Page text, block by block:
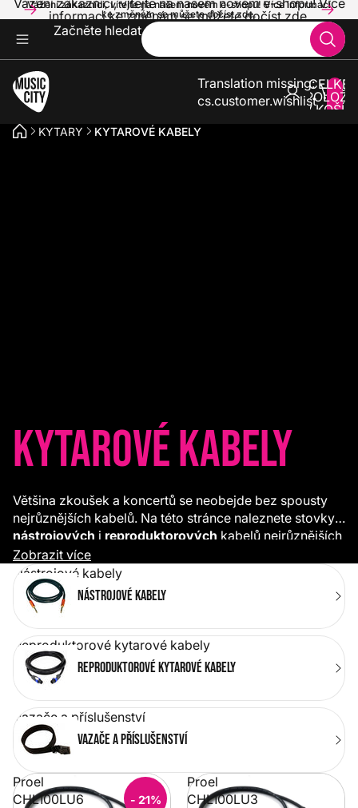
Vážení zákazníci, vítejte na našem novém e-shopu! Více informací
ke změnám se můžete dočíst zde.
Vážení zákazníci, vítejte na našem novém e-shopu! Více
informací ke změnám se můžete dočíst zde.
Začněte hledat
Translation missing:
cs.customer.wishlist
V
KYTARY KYTAROVÉ KABELY
Kytarové kabely
Většina zkoušek a koncertů se neobejde bez spousty
nejrůznějších kabelů. Na této stránce naleznete stovky
nástrojových i reproduktorových kabelů nejrůznějších
délek a konektorů. Pro snadnější manipulaci
doporučujeme dokoupit barevné
Zobrazit více
Nástrojové kabely
Nástrojové kabely
Reproduktorové kytarové kabely
Reproduktorové kytarové kabely
Vazače a příslušenství
Vazače a příslušenství
Proel
CHL100LU6
- 21%
Proel
CHL100LU3